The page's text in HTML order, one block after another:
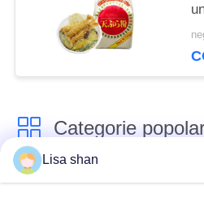
Categorie
Briciole di pane
Lisa shan